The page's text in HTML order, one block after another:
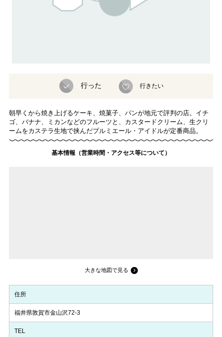
行った 行きたい
朝早くから焼き上げるケーキ、焼菓子、パンが地元で評判の店。イチ
ゴ、バナナ、ミカンなどのフルーツと、カスタードクリーム、生クリ
ームをカステラ生地で挟んだプルミエール・アイドルが定番商品。
基本情報（営業時間・アクセス等について）
大きな地図で見る
住所
福井県敦賀市金山沢72-3
TEL